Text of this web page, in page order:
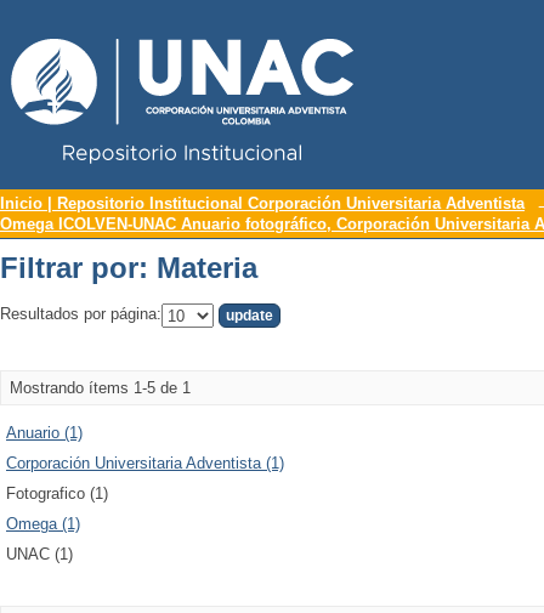
Filtrar por: Materia
Inicio | Repositorio Institucional Corporación Universitaria Adventista
Omega ICOLVEN-UNAC Anuario fotográfico, Corporación Universitaria
Filtrar por: Materia
Resultados por página:
Mostrando ítems 1-5 de 1
Anuario (1)
Corporación Universitaria Adventista (1)
Fotografico (1)
Omega (1)
UNAC (1)